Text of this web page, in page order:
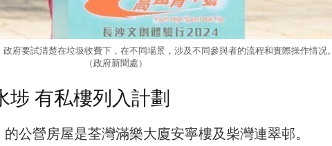
府要試清楚在垃圾收費下，在不同場景，涉及不同參與者的流程和實際操作情况。
（政府新聞處）
埗 有私樓列入計劃
公營房屋是荃灣滿樂大廈安寧樓及柴灣連翠邨。